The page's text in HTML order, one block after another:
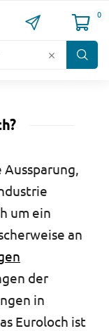
0
um ein
an
der
in
Euroloch ist